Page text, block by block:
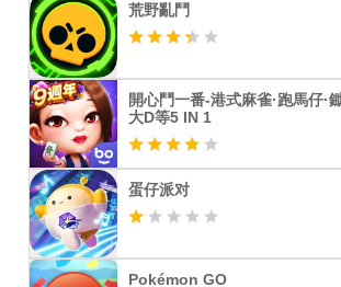
荒野亂鬥
開心鬥一番-港式麻雀·跑馬仔·
大D等5 IN 1
蛋仔派对
Pokémon GO